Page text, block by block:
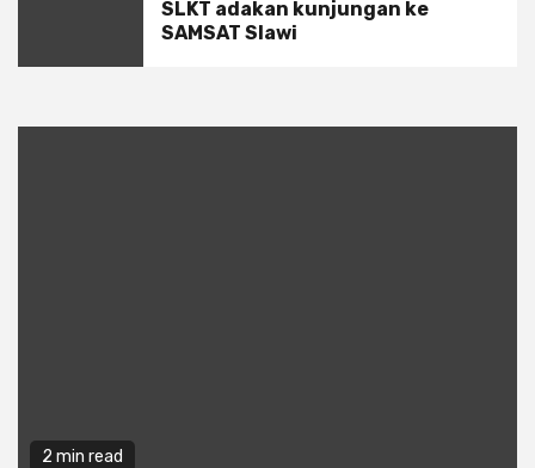
SLKT adakan kunjungan ke
SAMSAT Slawi
2 min read